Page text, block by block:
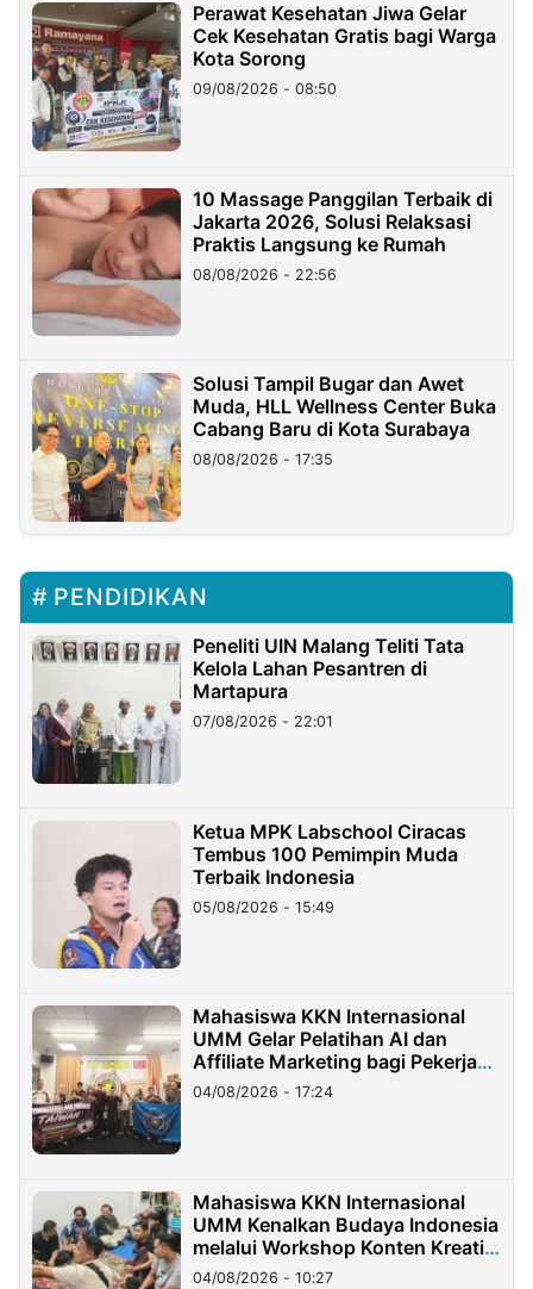
Perawat Kesehatan Jiwa Gelar
Cek Kesehatan Gratis bagi Warga
Kota Sorong
09/08/2026 - 08:50
10 Massage Panggilan Terbaik di
Jakarta 2026, Solusi Relaksasi
Praktis Langsung ke Rumah
08/08/2026 - 22:56
Solusi Tampil Bugar dan Awet
Muda, HLL Wellness Center Buka
Cabang Baru di Kota Surabaya
08/08/2026 - 17:35
PENDIDIKAN
Peneliti UIN Malang Teliti Tata
Kelola Lahan Pesantren di
Martapura
07/08/2026 - 22:01
Ketua MPK Labschool Ciracas
Tembus 100 Pemimpin Muda
Terbaik Indonesia
05/08/2026 - 15:49
Mahasiswa KKN Internasional
UMM Gelar Pelatihan AI dan
Affiliate Marketing bagi Pekerja
Migran Indonesia di Taiwan
04/08/2026 - 17:24
Mahasiswa KKN Internasional
UMM Kenalkan Budaya Indonesia
melalui Workshop Konten Kreatif
di Taiwan
04/08/2026 - 10:27